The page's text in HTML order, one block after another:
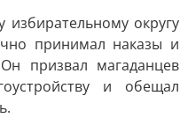
округу
принимал наказы и
призвал магаданцев
и обещал